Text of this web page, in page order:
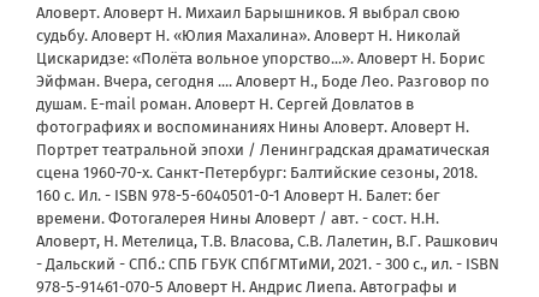
Аловерт. Аловерт Н. Михаил Барышников. Я выбрал свою
судьбу. Аловерт Н. «Юлия Махалина». Аловерт Н. Николай
Цискаридзе: «Полёта вольное упорство...». Аловерт Н. Борис
Эйфман. Вчера, сегодня .... Аловерт Н., Боде Лео. Разговор по
душам. E-mail роман. Аловерт Н. Сергей Довлатов в
фотографиях и воспоминаниях Нины Аловерт. Аловерт Н.
Портрет театральной эпохи / Ленинградская драматическая
сцена 1960-70-х. Санкт-Петербург: Балтийские сезоны, 2018.
160 с. Ил. - ISBN 978-5-6040501-0-1 Аловерт Н. Балет: бег
времени. Фотогалерея Нины Аловерт / авт. - сост. Н.Н.
Аловерт, Н. Метелица, Т.В. Власова, С.В. Лалетин, В.Г. Рашкович
- Дальский - СПб.: СПБ ГБУК СПбГМТиМИ, 2021. - 300 с., ил. - ISBN
978-5-91461-070-5 Аловерт Н. Андрис Лиепа. Автографы и